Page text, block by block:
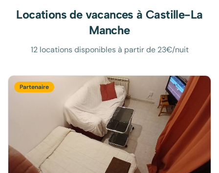
Locations de vacances àCastille-La
Manche
12 locations disponibles à partir de 23€/nuit
Partenaire